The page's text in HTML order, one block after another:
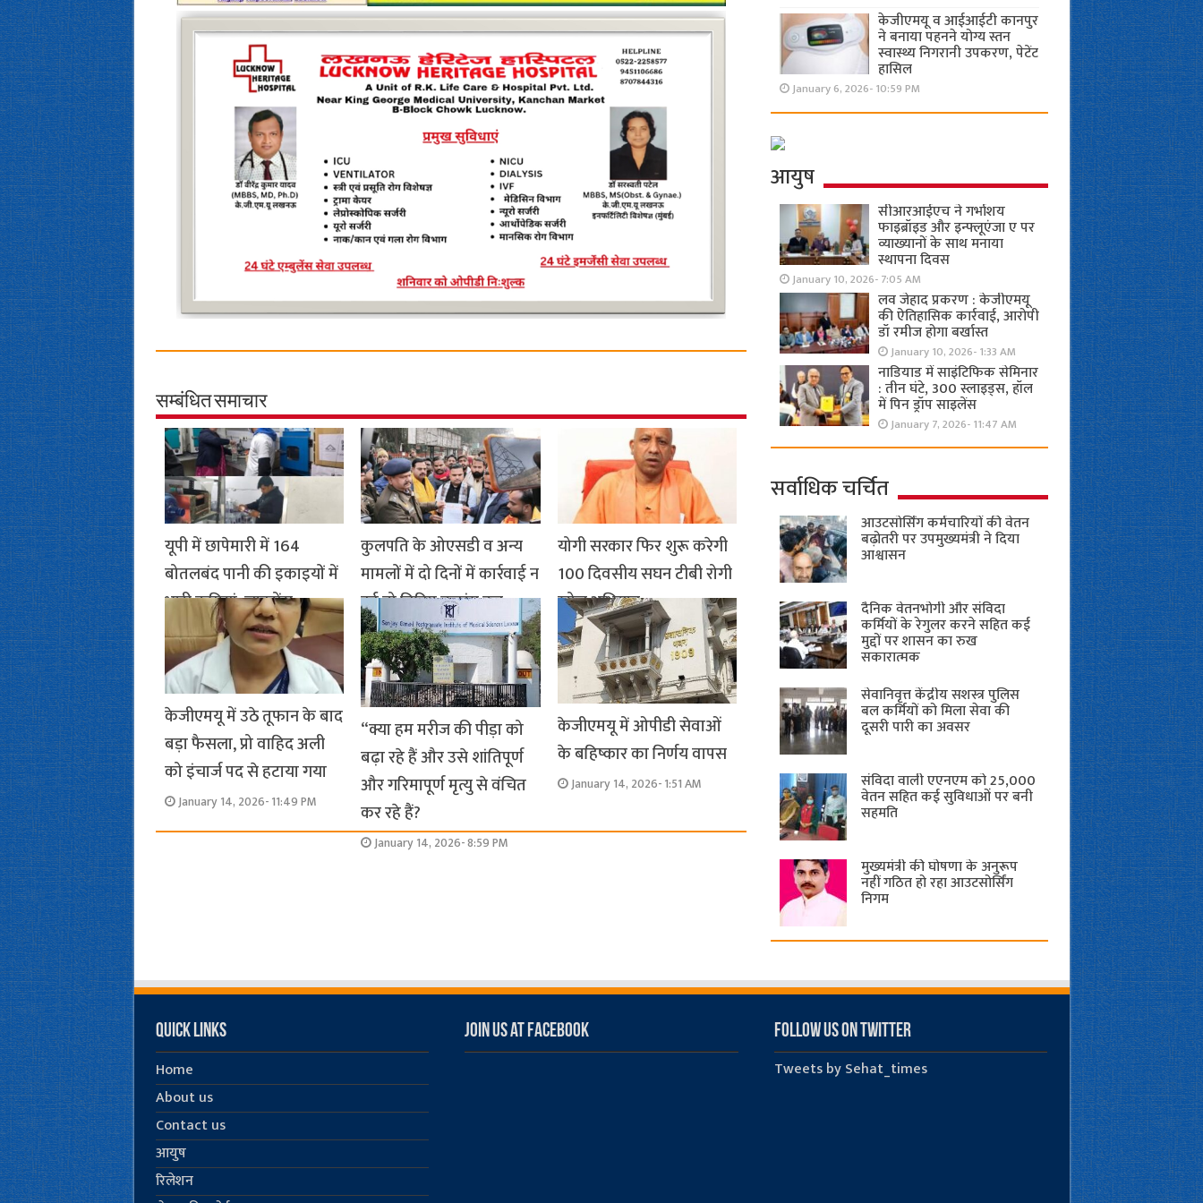
सम्बंधित समाचार
यूपी में छापेमारी में 164
बोतलबंद पानी की इकाइयों में
भारी कमियां, लाइसेंस
निलंबित
January 16, 2026- 10:46 PM
कुलपति के ओएसडी व अन्य
मामलों में दो दिनों में कार्रवाई न
हुई तो विहिप बजरंग दल
दिखायेगा रुद्र रूप
January 16, 2026- 7:56 PM
योगी सरकार फिर शुरू करेगी
100 दिवसीय सघन टीबी रोगी
खोज अभियान
January 15, 2026- 11:55 PM
केजीएमयू में उठे तूफान के बाद
बड़ा फैसला, प्रो वाहिद अली
को इंचार्ज पद से हटाया गया
January 14, 2026- 11:49 PM
“क्या हम मरीज की पीड़ा को
बढ़ा रहे हैं और उसे शांतिपूर्ण
और गरिमापूर्ण मृत्यु से वंचित
कर रहे हैं?
January 14, 2026- 8:59 PM
केजीएमयू में ओपीडी सेवाओं
के बहिष्कार का निर्णय वापस
January 14, 2026- 1:51 AM
केजीएमयू व आईआईटी कानपुर
ने बनाया पहनने योग्य स्तन
स्वास्थ्य निगरानी उपकरण, पेटेंट
हासिल
January 6, 2026- 10:59 PM
आयुष
सीआरआईएच ने गर्भाशय
फाइब्रॉइड और इन्फ्लूएंजा ए पर
व्याख्यानों के साथ मनाया
स्थापना दिवस
January 10, 2026- 7:05 AM
लव जेहाद प्रकरण : केजीएमयू
की ऐतिहासिक कार्रवाई, आरोपी
डॉ रमीज होगा बर्खास्त
January 10, 2026- 1:33 AM
नाडियाड में साइंटिफिक सेमिनार
: तीन घंटे, 300 स्लाइड्स, हॉल
में पिन ड्रॉप साइलेंस
January 7, 2026- 11:47 AM
सर्वाधिक चर्चित
आउटसोर्सिंग कर्मचारियों की वेतन
बढ़ोतरी पर उपमुख्यमंत्री ने दिया
आश्वासन
दैनिक वेतनभोगी और संविदा
कर्मियों के रेगुलर करने सहित कई
मुद्दों पर शासन का रुख
सकारात्मक
सेवानिवृत्त केंद्रीय सशस्त्र पुलिस
बल ​कर्मियों को मिला सेवा की
दूसरी पारी का अवसर
संविदा वाली एएनएम को 25,000
वेतन सहित कई सुविधाओं पर बनी
सहमति
मुख्यमंत्री की घोषणा के अनुरूप
नहीं गठित हो रहा आउटसोर्सिंग
निगम
Quick Links
Home
About us
Contact us
आयुष
रिलेशन
Join us at Facebook Follow us on Twitter
Tweets by Sehat_times